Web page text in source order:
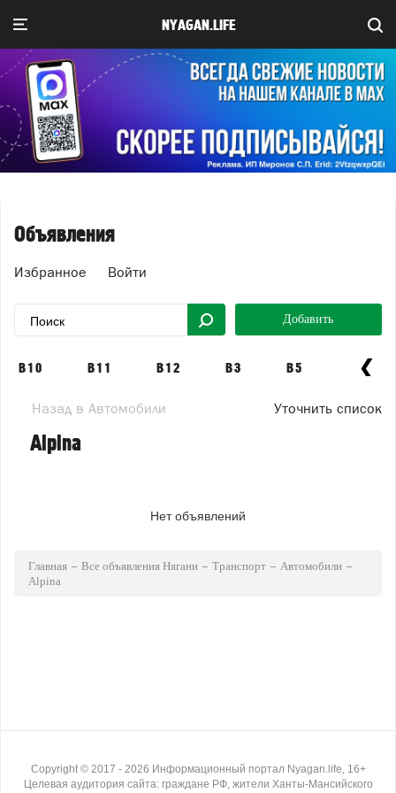
NYAGAN.LIFE
Объявления
Избранное Войти
Добавить
B10 B11 B12 B3 B5 B6
Назад в Автомобили Уточнить список
Alpina
Нет объявлений
Главная Все объявления Нягани Транспорт
Автомобили
Alpina
Copyright © 2017 - 2026 Информационный портал Nyagan.life, 16+
Целевая аудитория сайта: граждане РФ, жители Ханты-Мансийского